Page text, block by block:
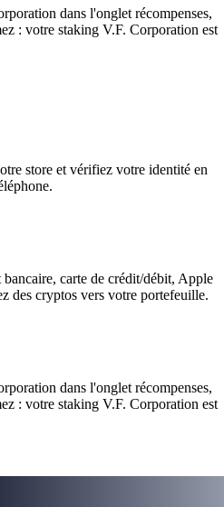
dans l'onglet récompenses,
: votre staking V.F. Corporation est
store et vérifiez votre identité en
carte de crédit/débit, Apple
des cryptos vers votre portefeuille.
dans l'onglet récompenses,
: votre staking V.F. Corporation est